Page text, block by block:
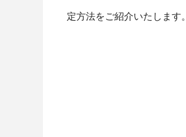
定方法をご紹介いたします。